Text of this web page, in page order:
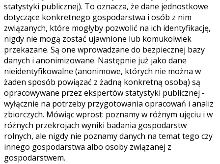
statystyki publicznej). To oznacza, że dane jednostkowe
dotyczące konkretnego gospodarstwa i osób z nim
związanych, które mogłyby pozwolić na ich identyfikację,
nigdy nie mogą zostać ujawnione lub komukolwiek
przekazane. Są one wprowadzane do bezpiecznej bazy
danych i anonimizowane. Następnie już jako dane
nieidentyfikowalne (anonimowe, których nie można w
żaden sposób powiązać z żadną konkretną osobą) są
opracowywane przez ekspertów statystyki publicznej -
wyłącznie na potrzeby przygotowania opracowań i analiz
zbiorczych. Mówiąc wprost: poznamy w różnym ujęciu i w
różnych przekrojach wyniki badania gospodarstw
rolnych, ale nigdy nie poznamy danych na temat tego czy
innego gospodarstwa albo osoby związanej z
gospodarstwem.